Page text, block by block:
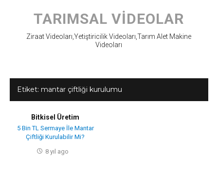
content
TARIMSAL VIDEOLAR
Ziraat Videoları,Yetiştiricilik Videoları,Tarım Alet Makine
Videoları
Etiket: mantar çiftliği kurulumu
Bitkisel Üretim
5 Bin TL Sermaye İle Mantar
Çiftliği Kurulabilir Mi?
8 yıl ago